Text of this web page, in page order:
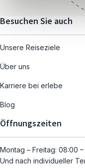
Besuchen Sie auch
Unsere Reiseziele
Über uns
Karriere bei erlebe
Blog
Öffnungszeiten
Montag – Freitag: 08:00 –
Und nach individueller